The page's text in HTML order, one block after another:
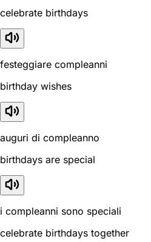
celebrate birthdays
festeggiare compleanni
birthday wishes
auguri di compleanno
birthdays are special
i compleanni sono speciali
celebrate birthdays together